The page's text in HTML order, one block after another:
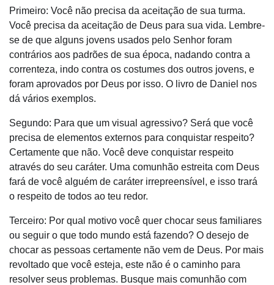
Primeiro: Você não precisa da aceitação de sua turma.
Você precisa da aceitação de Deus para sua vida. Lembre-
se de que alguns jovens usados pelo Senhor foram
contrários aos padrões de sua época, nadando contra a
correnteza, indo contra os costumes dos outros jovens, e
foram aprovados por Deus por isso. O livro de Daniel nos
dá vários exemplos.
Segundo: Para que um visual agressivo? Será que você
precisa de elementos externos para conquistar respeito?
Certamente que não. Você deve conquistar respeito
através do seu caráter. Uma comunhão estreita com Deus
fará de você alguém de caráter irrepreensível, e isso trará
o respeito de todos ao teu redor.
Terceiro: Por qual motivo você quer chocar seus familiares
ou seguir o que todo mundo está fazendo? O desejo de
chocar as pessoas certamente não vem de Deus. Por mais
revoltado que você esteja, este não é o caminho para
resolver seus problemas. Busque mais comunhão com